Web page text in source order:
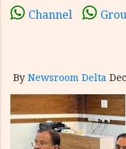
Channel
By Newsroom Delta